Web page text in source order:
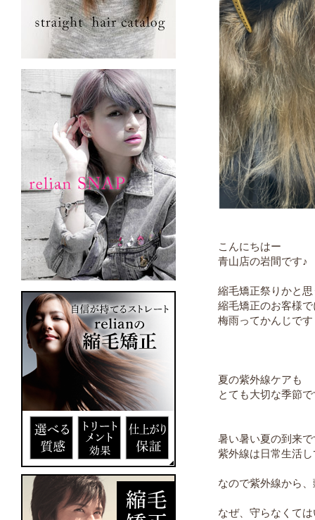
こんにちはー
青山店の岩間です♪
縮毛矯正祭りかと
縮毛矯正のお客様
梅雨ってかんじです
夏の紫外線ケアも
とても大切な季節
暑い暑い夏の到来
紫外線は日常生活
なので紫外線から
なぜ、守らなくて